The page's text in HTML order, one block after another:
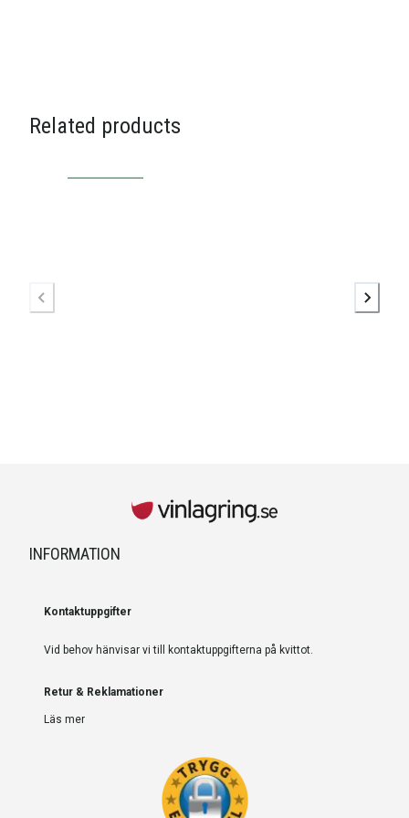
Related products
INFORMATION
Kontaktuppgifter
Vid behov hänvisar vi till kontaktuppgifterna på kvittot.
Retur & Reklamationer
Läs mer